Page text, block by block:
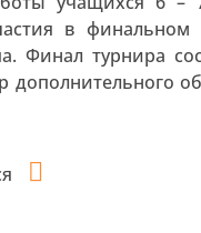
в
Финал турнира